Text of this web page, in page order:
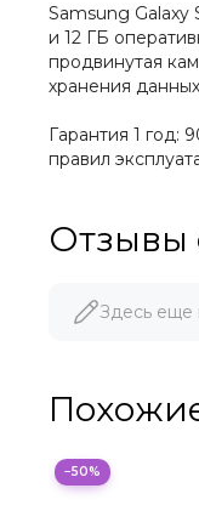
Samsung
и 12 ГБ
продвинутая
хранения
Гарантия 1 год:
правил
Отзывы
Здесь еще
−50%